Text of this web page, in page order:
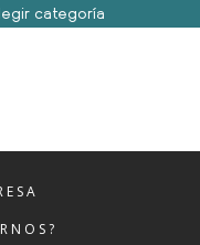
categoría